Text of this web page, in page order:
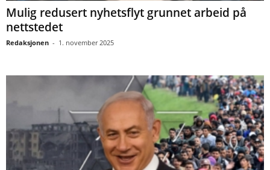
Mulig redusert nyhetsflyt grunnet arbeid på
nettstedet
Redaksjonen - 1. november 2025